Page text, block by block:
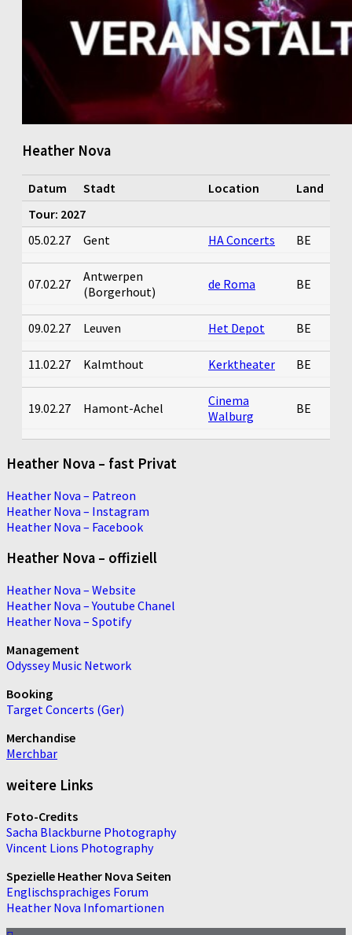
Heather Nova
Datum Stadt Location
Land
Tour: 2027
05.02.27
Gent HA Concerts BE
07.02.27
Antwerpen
(Borgerhout)
de Roma BE
09.02.27 Leuven Het Depot BE
11.02.27 Kalmthout Kerktheater BE
19.02.27 Hamont-Achel
Cinema
Walburg
BE
Heather Nova – fast Privat
Heather Nova – Patreon
Heather Nova – Instagram
Heather Nova – Facebook
Heather Nova – offiziell
Heather Nova – Website
Heather Nova – Youtube Chanel
Heather Nova – Spotify
Management
Odyssey Music Network
Booking
Target Concerts (Ger)
Merchandise
Merchbar
weitere Links
Foto-Credits
Sacha Blackburne Photography
Vincent Lions Photography
Spezielle Heather Nova Seiten
Englischsprachiges Forum
Heather Nova Infomartionen